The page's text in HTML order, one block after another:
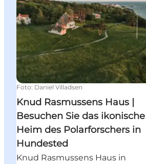
Foto: Daniel Villadsen
Knud Rasmussens Haus |
Besuchen Sie das ikonische
Heim des Polarforschers in
Hundested
Knud Rasmussens Haus in